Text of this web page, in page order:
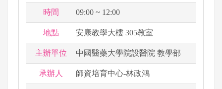
時間 09:00 ~ 12:00
地點 安康教學大樓 305教室
主辦單位 中國醫藥大學院設醫院 教學部
承辦人 師資培育中心-林政鴻